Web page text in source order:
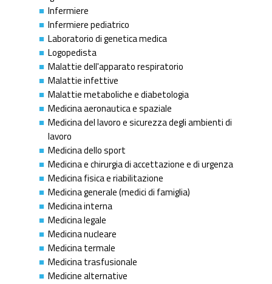
Infermiere
Infermiere pediatrico
Laboratorio di genetica medica
Logopedista
Malattie dell'apparato respiratorio
Malattie infettive
Malattie metaboliche e diabetologia
Medicina aeronautica e spaziale
Medicina del lavoro e sicurezza degli ambienti di
lavoro
Medicina dello sport
Medicina e chirurgia di accettazione e di urgenza
Medicina fisica e riabilitazione
Medicina generale (medici di famiglia)
Medicina interna
Medicina legale
Medicina nucleare
Medicina termale
Medicina trasfusionale
Medicine alternative